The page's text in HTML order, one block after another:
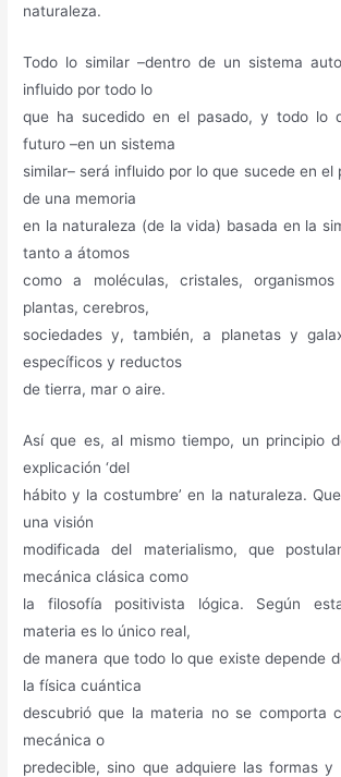
naturaleza.
Todo lo similar –dentro de un sistema
influido por todo lo
que ha sucedido en el pasado, y todo lo
futuro –en un sistema
similar– será influido por lo que sucede en el
de una memoria
en la naturaleza (de la vida) basada en la
tanto a átomos
como a moléculas, cristales,
plantas, cerebros,
sociedades y, también, a planetas y
específicos y reductos
de tierra, mar o aire.
Así que es, al mismo tiempo, un principio
explicación ‘del
hábito y la costumbre’ en la naturaleza.
una visión
modificada del materialismo, que
mecánica clásica como
la filosofía positivista lógica. Según
materia es lo único real,
de manera que todo lo que existe depende
la física cuántica
descubrió que la materia no se comporta
mecánica o
predecible, sino que adquiere las formas y